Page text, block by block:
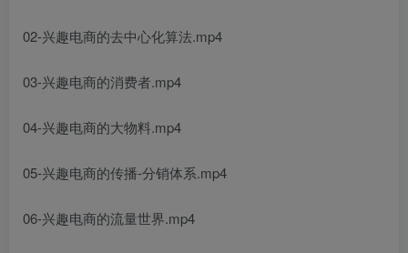
02-兴趣电商的去中心化算法.mp4
03-兴趣电商的消费者.mp4
04-兴趣电商的大物料.mp4
05-兴趣电商的传播-分销体系.mp4
06-兴趣电商的流量世界.mp4